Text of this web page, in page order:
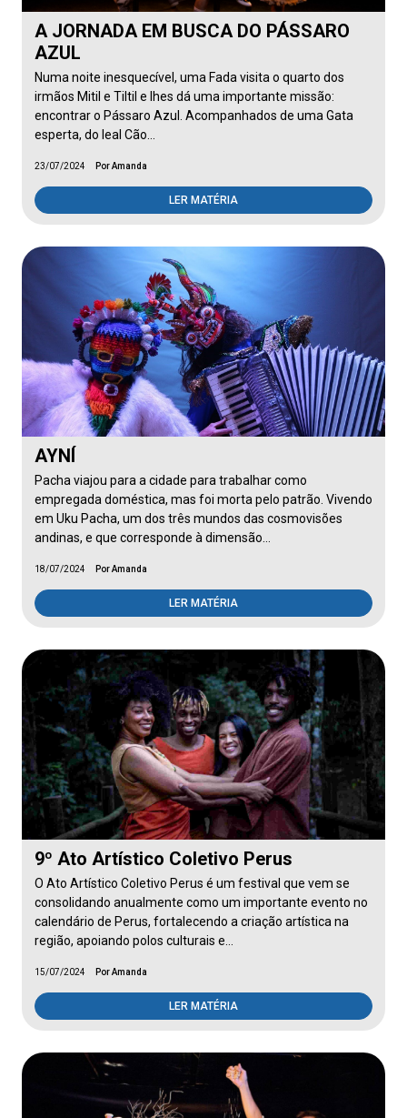
A JORNADA EM BUSCA DO PÁSSARO
AZUL
Numa noite inesquecível, uma Fada visita o quarto dos
irmãos Mitil e Tiltil e lhes dá uma importante missão:
encontrar o Pássaro Azul. Acompanhados de uma Gata
esperta, do leal Cão…
23/07/2024 Por Amanda
LER MATÉRIA
AYNÍ
Pacha viajou para a cidade para trabalhar como
empregada doméstica, mas foi morta pelo patrão. Vivendo
em Uku Pacha, um dos três mundos das cosmovisões
andinas, e que corresponde à dimensão…
18/07/2024 Por Amanda
LER MATÉRIA
9º Ato Artístico Coletivo Perus
O Ato Artístico Coletivo Perus é um festival que vem se
consolidando anualmente como um importante evento no
calendário de Perus, fortalecendo a criação artística na
região, apoiando polos culturais e…
15/07/2024 Por Amanda
LER MATÉRIA